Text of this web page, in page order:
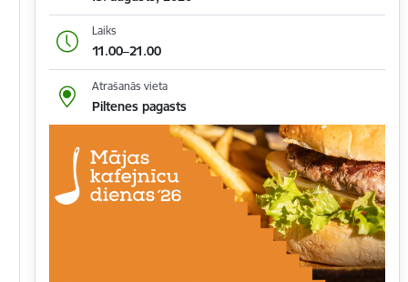
Laiks
11.00–21.00
Atrašanās vieta
Piltenes pagasts